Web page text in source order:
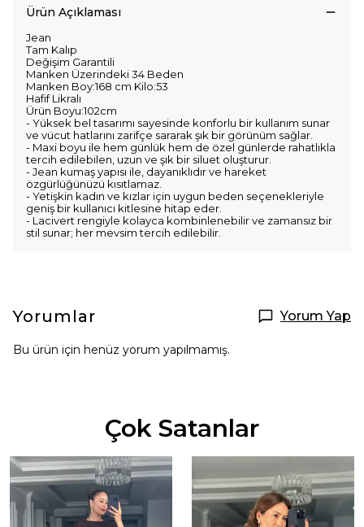
Ürün Açıklaması
Jean
Tam Kalıp
Değişim Garantili
Manken Üzerindeki 34 Beden
Manken Boy:168 cm Kilo:53
Hafif Likralı
Ürün Boyu:102cm
- Yüksek bel tasarımı sayesinde konforlu bir kullanım sunar
ve vücut hatlarını zarifçe sararak şık bir görünüm sağlar.
- Maxi boyu ile hem günlük hem de özel günlerde rahatlıkla
tercih edilebilen, uzun ve şık bir siluet oluşturur.
- Jean kumaş yapısı ile, dayanıklıdır ve hareket
özgürlüğünüzü kısıtlamaz.
- Yetişkin kadın ve kızlar için uygun beden seçenekleriyle
geniş bir kullanıcı kitlesine hitap eder.
- Lacivert rengiyle kolayca kombinlenebilir ve zamansız bir
stil sunar; her mevsim tercih edilebilir.
Yorumlar Yorum Yap
Bu ürün için henüz yorum yapılmamış.
Çok Satanlar